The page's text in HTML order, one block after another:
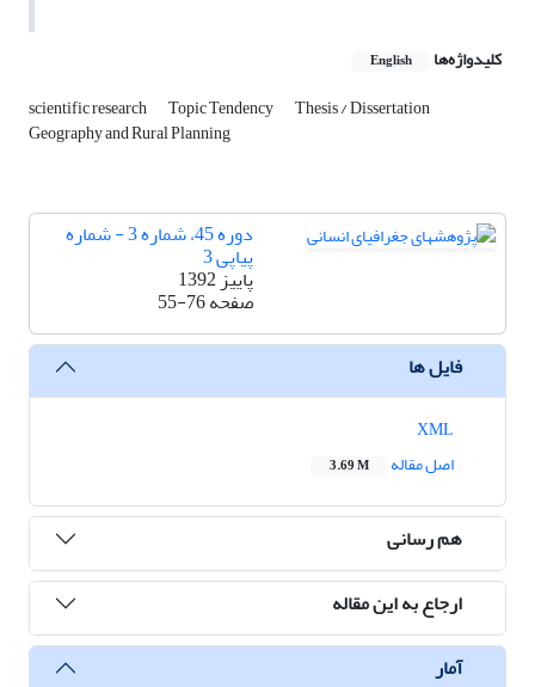
کلیدواژه‌ها English
scientific research Topic Tendency Thesis / Dissertation
Geography and Rural Planning
دوره 45، شماره 3 - شماره
پیاپی 3
پاییز 1392
صفحه55-76
فایل ها
اصل مقاله
3.69 M
هم رسانی
ارجاع به این مقاله
آمار